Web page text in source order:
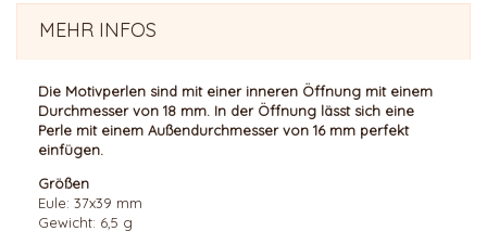
MEHR INFOS
Die Motivperlen sind mit einer inneren Öffnung mit einem
Durchmesser von 18 mm. In der Öffnung lässt sich eine
Perle mit einem Außendurchmesser von 16 mm perfekt
einfügen.
Größen
Eule: 37x39 mm
Gewicht: 6,5 g